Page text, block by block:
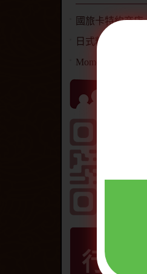
國旅卡特約商店
日式料理簡介
Momoya 網站聲明
行動版